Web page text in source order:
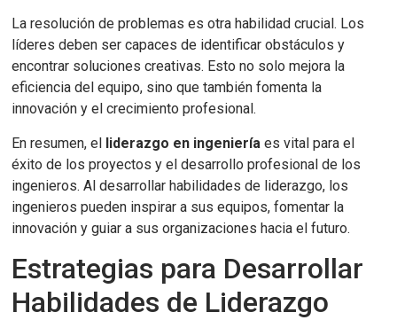
La resolución de problemas es otra habilidad crucial. Los
líderes deben ser capaces de identificar obstáculos y
encontrar soluciones creativas. Esto no solo mejora la
eficiencia del equipo, sino que también fomenta la
innovación y el crecimiento profesional.
En resumen, el liderazgo en ingeniería es vital para el
éxito de los proyectos y el desarrollo profesional de los
ingenieros. Al desarrollar habilidades de liderazgo, los
ingenieros pueden inspirar a sus equipos, fomentar la
innovación y guiar a sus organizaciones hacia el futuro.
Estrategias para Desarrollar
Habilidades de Liderazgo